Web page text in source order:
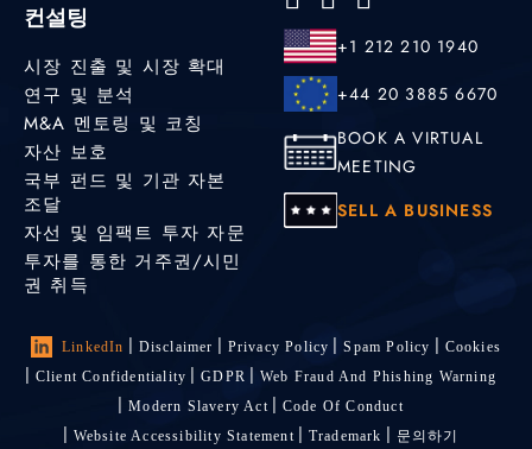
컨설팅
시장 진출 및 시장 확대
연구 및 분석
M&A 멘토링 및 코칭
자산 보호
국부 펀드 및 기관 자본
조달
자선 및 임팩트 투자 자문
투자를 통한 거주권/시민
권 취득
+1 212 210 1940
+44 20 3885 6670
BOOK A VIRTUAL
MEETING
SELL A BUSINESS
LinkedIn Disclaimer Privacy Policy Spam Policy
Cookies
Client Confidentiality
GDPR
Web Fraud And Phishing Warning
Modern Slavery Act
Code Of Conduct
Website Accessibility Statement
Trademark 문의하기